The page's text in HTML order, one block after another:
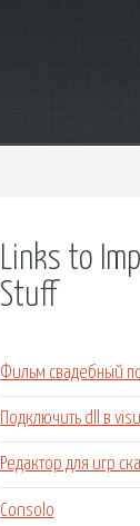
Links to
Stuff
Фильм свадебный
Подключить dll в
Редактор для игр
Consolo